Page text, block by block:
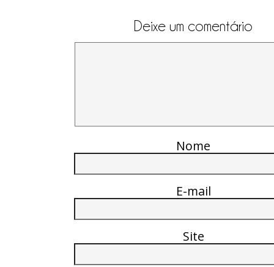
Deixe um comentário
Nome
E-mail
Site